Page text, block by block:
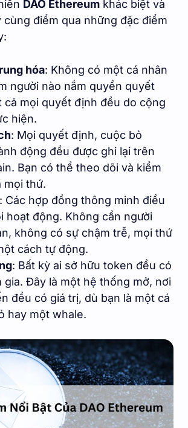
DAO Ethereum khác biệt và
cùng điểm qua những đặc điểm
hóa: Không có một cá nhân
người nào nắm quyền quyết
cả mọi quyết định đều do cộng
hiện.
: Mọi quyết định, cuộc bỏ
động đều được ghi lại trên
Bạn có thể theo dõi và kiểm
mọi thứ.
: Các hợp đồng thông minh điều
hoạt động. Không cần người
không có sự chậm trễ, mọi thứ
cách tự động.
: Bất kỳ ai sở hữu token đều có
gia. Đây là một hệ thống mở, nơi
đều có giá trị, dù bạn là một cá
hay một whale.